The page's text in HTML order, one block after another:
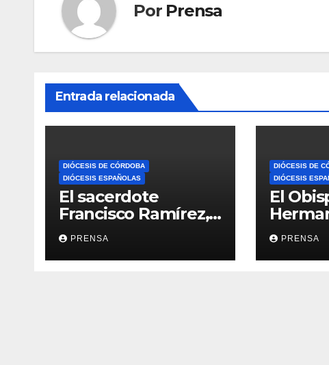
Por Prensa
Entrada relacionada
DIÓCESIS DE CÓRDOBA
DIÓCESIS ESPAÑOLAS
El sacerdote
Francisco Ramírez,
en El Espejo de la
Iglesia
PRENSA
DIÓCESIS DE
DIÓCESIS
El
Calvario
PRENSA